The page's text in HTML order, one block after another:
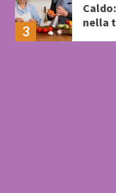
3
nella